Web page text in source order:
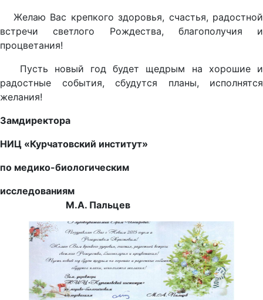
Желаю Вас крепкого здоровья, счастья, радостной
встречи светлого Рождества, благополучия и
процветания!
Пусть новый год будет щедрым на хорошие и
радостные события, сбудутся планы, исполнятся
желания!
Замдиректора
НИЦ «Курчатовский институт»
по медико-биологическим
исследованиям
М.А. Пальцев